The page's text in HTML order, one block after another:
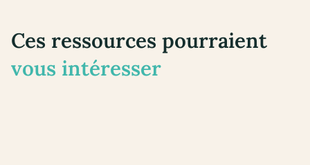
Ces ressources pourraient
vous intéresser